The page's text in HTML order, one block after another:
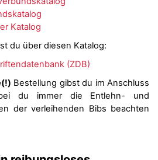
Katalog
du über diesen Katalog:
(ZDB)
Bestellung gibst du im Anschluss
du immer die Entlehn- und
der verleihenden Bibs beachten